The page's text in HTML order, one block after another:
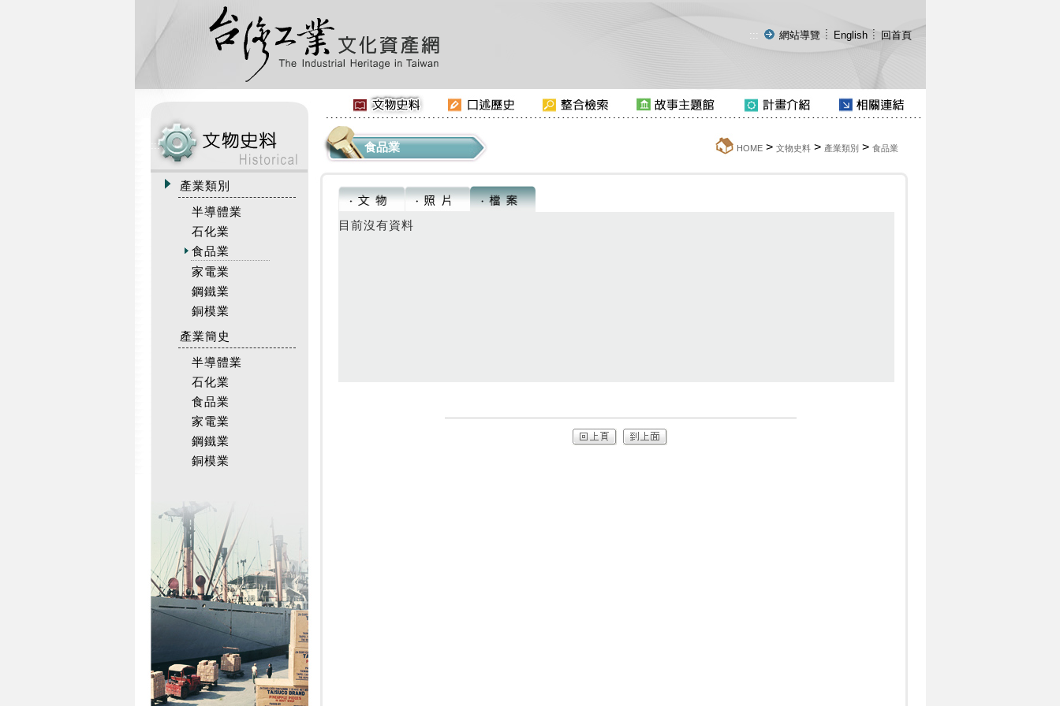
::: 網站導覽 English 回首頁
:::
產業類別
半導體業
石化業
食品業
家電業
鋼鐵業
銅模業
產業簡史
半導體業
石化業
食品業
家電業
鋼鐵業
銅模業
食品業 HOME> 文物史料> 產業類別 > 食品業
目前沒有資料